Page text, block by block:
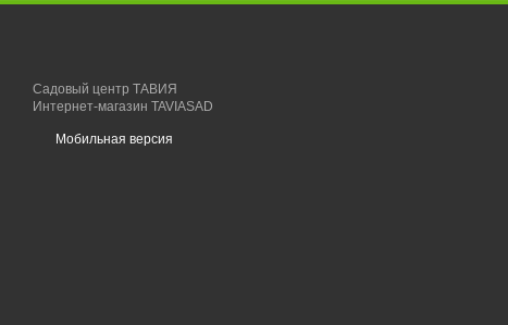
Садовый центр ТАВИЯ
Интернет-магазин TAVIASAD
Мобильная версия